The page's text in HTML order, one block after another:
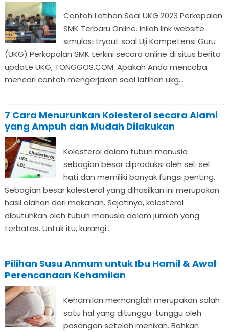
Contoh Latihan Soal UKG 2023 Perkapalan
SMK Terbaru Online. Inilah link website
simulasi tryout soal Uji Kompetensi Guru
(UKG) Perkapalan SMK terkini secara online di situs berita
update UKG, TONGGOS.COM. Apakah Anda mencoba
mencari contoh mengerjakan soal latihan ukg...
7 Cara Menurunkan Kolesterol secara Alami
yang Ampuh dan Mudah Dilakukan
Kolesterol dalam tubuh manusia
sebagian besar diproduksi oleh sel-sel
hati dan memiliki banyak fungsi penting.
Sebagian besar kolesterol yang dihasilkan ini merupakan
hasil olahan dari makanan. Sejatinya, kolesterol
dibutuhkan oleh tubuh manusia dalam jumlah yang
terbatas. Untuk itu, kurangi...
Pilihan Susu Anmum untuk Ibu Hamil & Awal
Perencanaan Kehamilan
Kehamilan memanglah merupakan salah
satu hal yang ditunggu-tunggu oleh
pasangan setelah menikah. Bahkan